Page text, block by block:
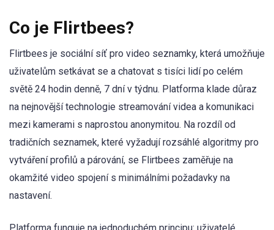
Co je Flirtbees?
Flirtbees je sociální síť pro video seznamky, která umožňuje
uživatelům setkávat se a chatovat s tisíci lidí po celém
světě 24 hodin denně, 7 dní v týdnu. Platforma klade důraz
na nejnovější technologie streamování videa a komunikaci
mezi kamerami s naprostou anonymitou. Na rozdíl od
tradičních seznamek, které vyžadují rozsáhlé algoritmy pro
vytváření profilů a párování, se Flirtbees zaměřuje na
okamžité video spojení s minimálními požadavky na
nastavení.
Platforma funguje na jednoduchém principu: uživatelé